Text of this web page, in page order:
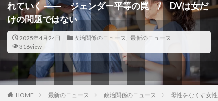
れていく ―― ジェンダー平等の罠 / DVは女だ
けの問題ではない
2025年4月24日 政治関係のニュース
最新のニュース
316view
HOME 最新のニュース 政治関係のニュース 母性をなくす女